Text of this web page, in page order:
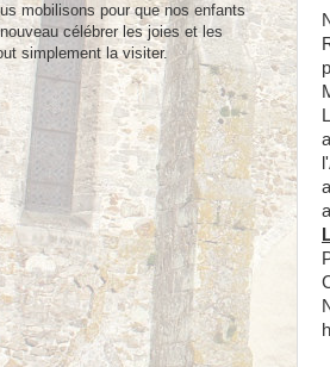
mobilisons pour que nos enfants
célébrer les joies et les
simplement la visiter.